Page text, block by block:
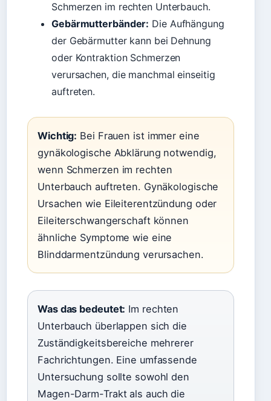
Schmerzen im rechten Unterbauch.
Gebärmutterbänder: Die Aufhängung
der Gebärmutter kann bei Dehnung
oder Kontraktion Schmerzen
verursachen, die manchmal einseitig
auftreten.
Wichtig: Bei Frauen ist immer eine
gynäkologische Abklärung notwendig,
wenn Schmerzen im rechten
Unterbauch auftreten. Gynäkologische
Ursachen wie Eileiterentzündung oder
Eileiterschwangerschaft können
ähnliche Symptome wie eine
Blinddarmentzündung verursachen.
Was das bedeutet: Im rechten
Unterbauch überlappen sich die
Zuständigkeitsbereiche mehrerer
Fachrichtungen. Eine umfassende
Untersuchung sollte sowohl den
Magen-Darm-Trakt als auch die